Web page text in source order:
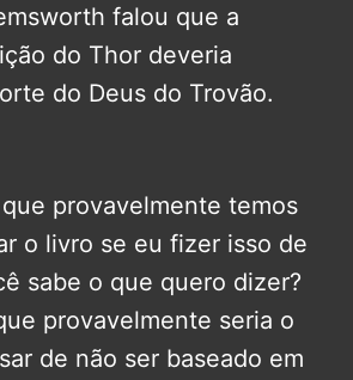
falou que a
do Thor deveria
do Deus do Trovão.
que provavelmente temos
o livro se eu fizer isso de
sabe o que quero dizer?
provavelmente seria o
de não ser baseado em